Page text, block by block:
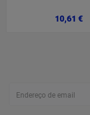
10,61 €